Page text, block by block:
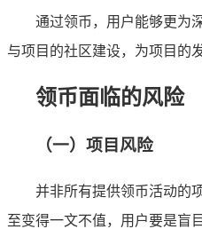
通过领币，用户能够更为
与项目的社区建设，为项目的
领币面临的风险
（一）项目风险
并非所有提供领币活动的
至变得一文不值，用户要是盲